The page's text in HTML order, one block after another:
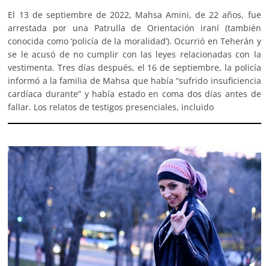
El 13 de septiembre de 2022, Mahsa Amini, de 22 años, fue
arrestada por una Patrulla de Orientación iraní (también
conocida como ‘policía de la moralidad’). Ocurrió en Teherán y
se le acusó de no cumplir con las leyes relacionadas con la
vestimenta. Tres días después, el 16 de septiembre, la policía
informó a la familia de Mahsa que había “sufrido insuficiencia
cardíaca durante” y había estado en coma dos días antes de
fallar. Los relatos de testigos presenciales, incluido